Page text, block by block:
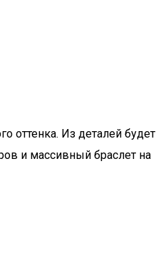
оттенка. Из деталей будет
и массивный браслет на